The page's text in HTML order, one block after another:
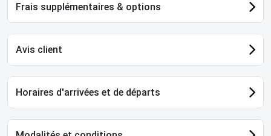
Frais supplémentaires & options
Avis client
Horaires d'arrivées et de départs